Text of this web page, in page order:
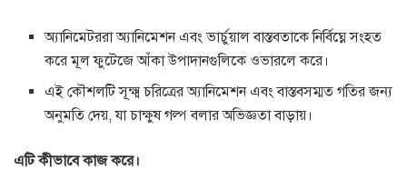
অ্যানিমেটররা অ্যানিমেশন এবং ভার্চুয়াল বাস্তবতাকে নির্বিঘ্নে সংহত
করে মূল ফুটেজে আঁকা উপাদানগুলিকে ওভারলে করে।
এই কৌশলটি সূক্ষ্ম চরিত্রের অ্যানিমেশন এবং বাস্তবসম্মত গতির জন্য
অনুমতি দেয়, যা চাক্ষুষ গল্প বলার অভিজ্ঞতা বাড়ায়।
এটি কীভাবে কাজ করে।